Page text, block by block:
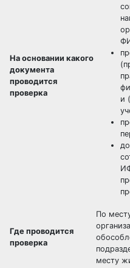
На основании какого
документа
проводится
проверка
и
Где проводится
проверка
По
месту